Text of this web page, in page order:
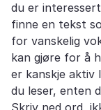
du er
finne en tekst
for vanskelig
kan gjøre for å
er kanskje aktiv
du leser, enten